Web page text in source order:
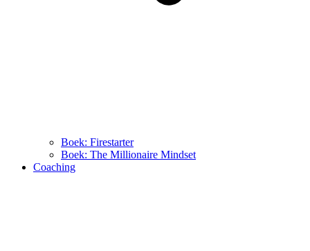
Boek: Firestarter
Boek: The Millionaire Mindset
Coaching